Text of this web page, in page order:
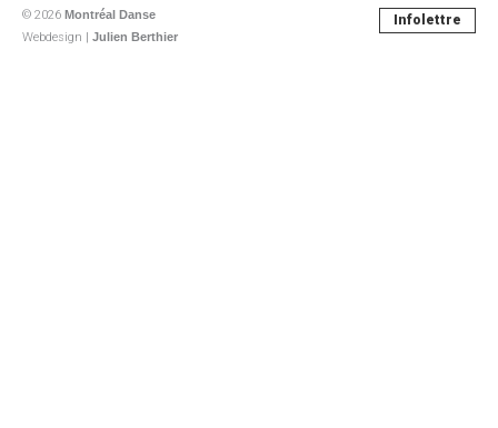
© 2026 Montréal Danse
Webdesign | Julien Berthier
Infolettre